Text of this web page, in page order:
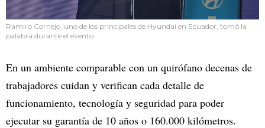
Ramiro Cornejo, uno de los principales de Hyundai en Ecuador, tomó la
palabra durante el evento.
En un ambiente comparable con un quirófano decenas de
trabajadores cuidan y verifican cada detalle de
funcionamiento, tecnología y seguridad para poder
ejecutar su garantía de 10 años o 160.000 kilómetros.